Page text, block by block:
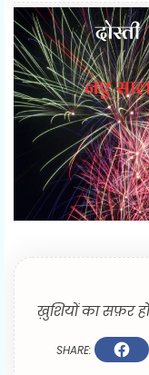
ख़ुशियों का सफ़र
SHARE: